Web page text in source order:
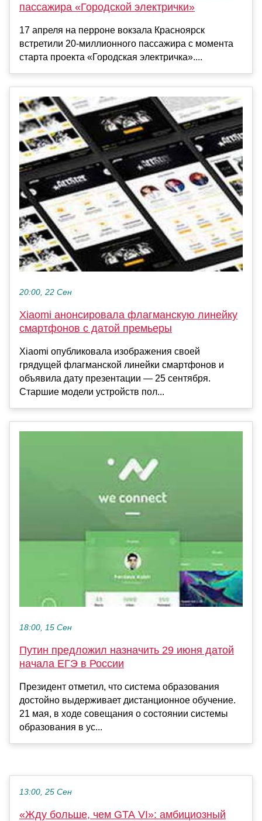
пассажира «Городской электрички»
17 апреля на перроне вокзала Красноярск
встретили 20-миллионного пассажира с момента
старта проекта «Городская электричка»....
20:00, 22 Сен
Xiaomi анонсировала флагманскую линейку
смартфонов с датой премьеры
Xiaomi опубликовала изображения своей
грядущей флагманской линейки смартфонов и
объявила дату презентации — 25 сентября.
Старшие модели устройств пол...
18:00, 15 Сен
Путин предложил назначить 29 июня датой
начала ЕГЭ в России
Президент отметил, что система образования
достойно выдерживает дистанционное обучение.
21 мая, в ходе совещания о состоянии системы
образования в ус...
13:00, 25 Сен
«Жду больше, чем GTA VI»: амбициозный